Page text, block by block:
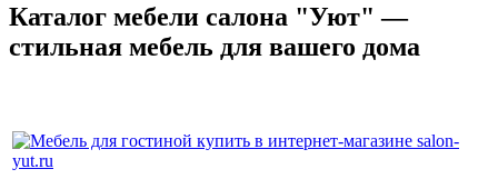
Каталог мебели салона "Уют" —
стильная мебель для вашего дома